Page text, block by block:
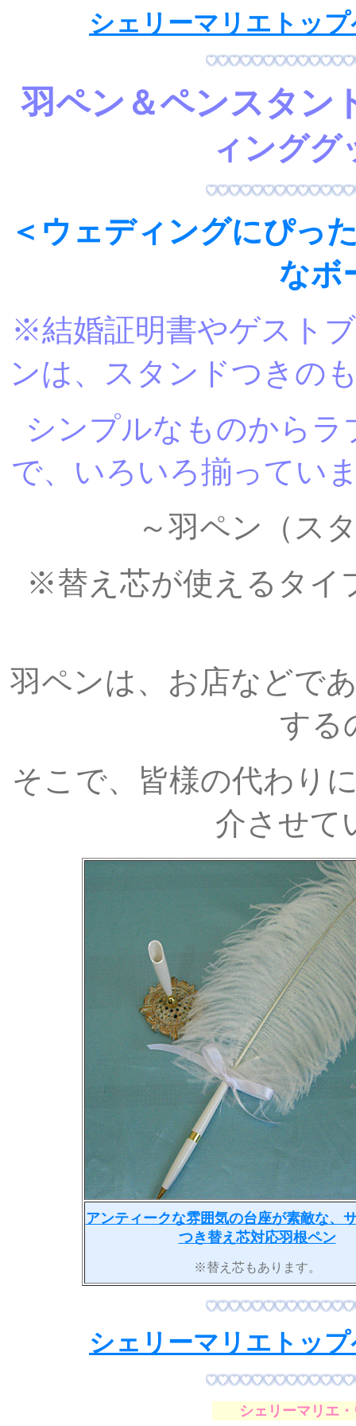
シェリーマリエトッ
羽ペン＆ペンスタン
ィンググ
＜ウェディングにぴっ
なボ
※結婚証明書やゲスト
ンは、スタンドつきの
シンプルなものから
で、いろいろ揃ってい
～羽ペン（ス
※替え芯が使えるタイ
羽ペンは、お店などで
する
そこで、皆様の代わり
介させて
アンティークな雰囲気の台座が素敵な、
つき替え芯対応羽根ペン
※替え芯もあります。
シェリーマリエトッ
シェリーマリエ